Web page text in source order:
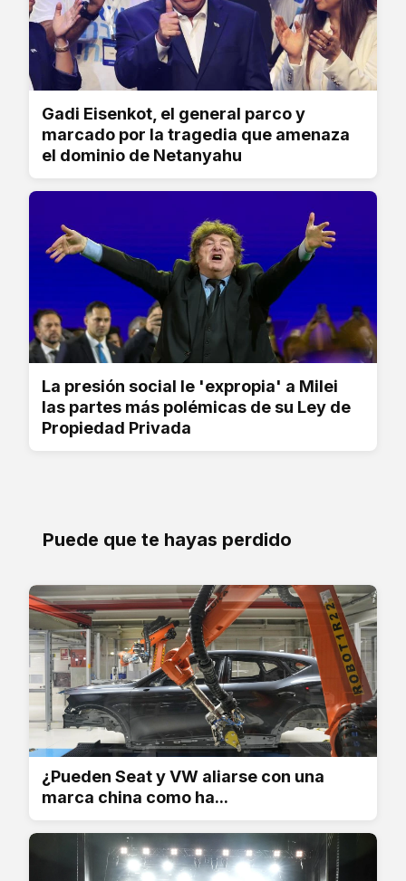
Gadi Eisenkot, el general parco y
marcado por la tragedia que amenaza
el dominio de Netanyahu
La presión social le 'expropia' a Milei
las partes más polémicas de su Ley de
Propiedad Privada
Puede que te hayas perdido
¿Pueden Seat y VW aliarse con una
marca china como ha...